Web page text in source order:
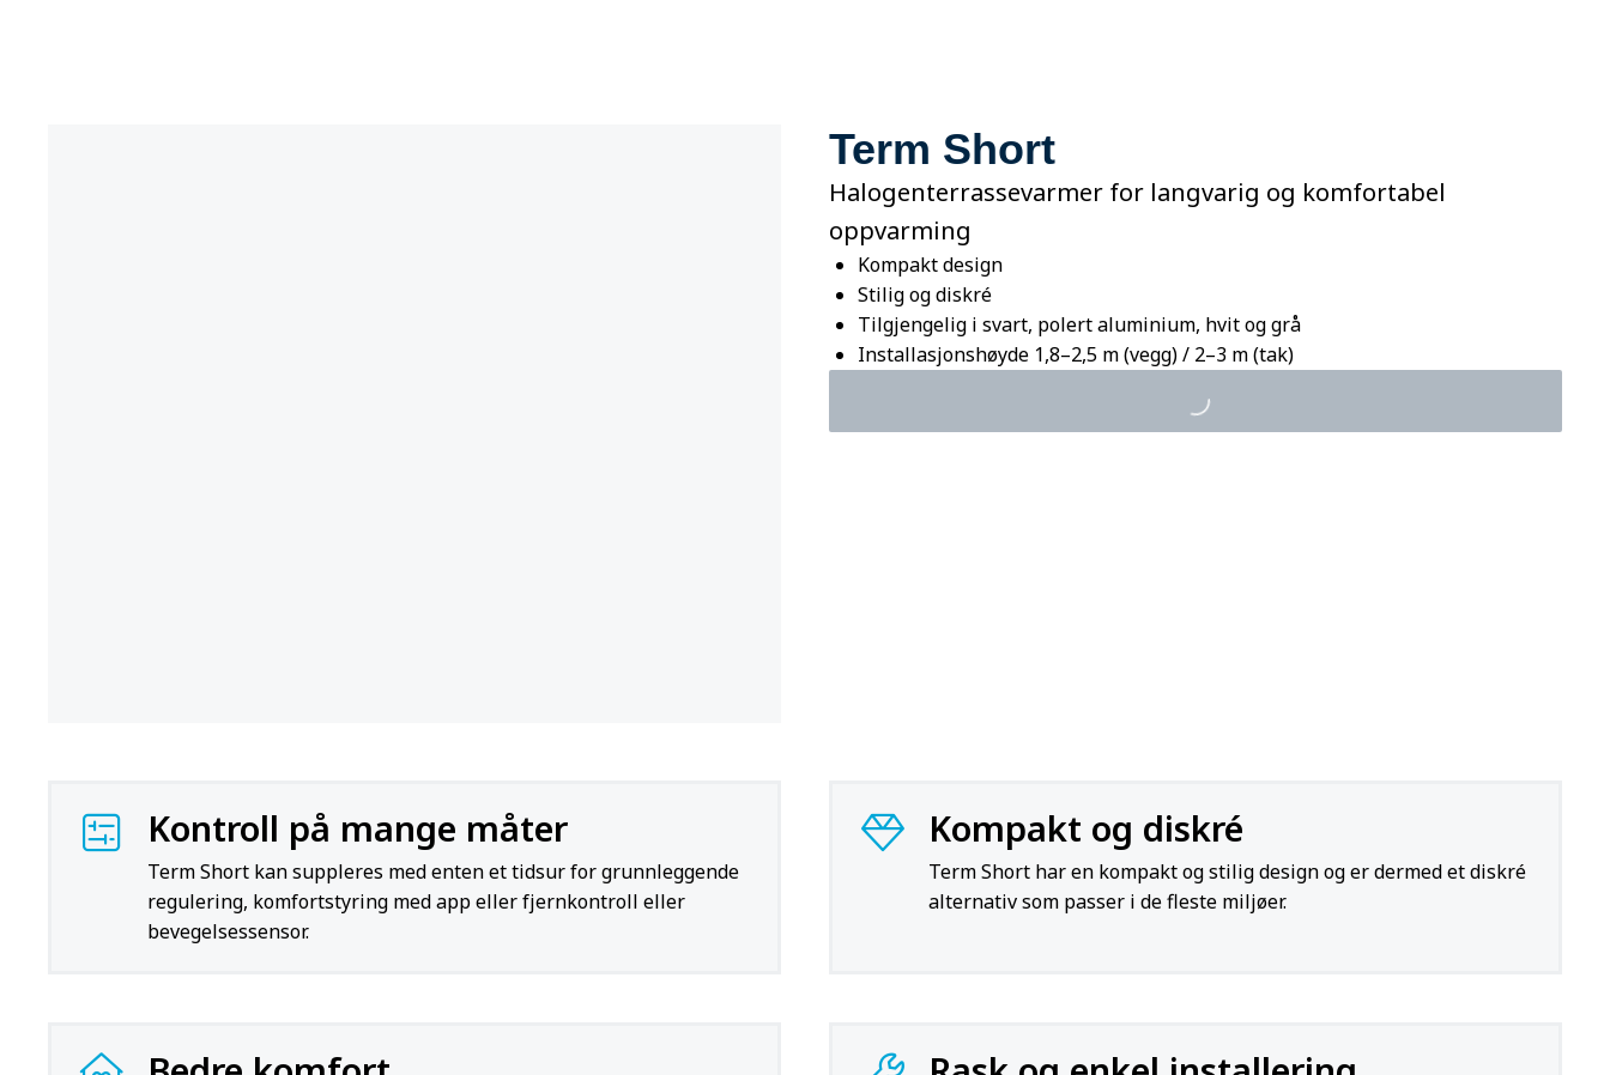
Term Short
Halogenterrassevarmer for langvarig og komfortabel
oppvarming
Kompakt design
Stilig og diskré
Tilgjengelig i svart, polert aluminium, hvit og grå
Installasjonshøyde 1,8–2,5 m (vegg) / 2–3 m (tak)
Kontroll på mange måter
Term Short kan suppleres med enten et tidsur for grunnleggende
regulering, komfortstyring med app eller fjernkontroll eller
bevegelsessensor.
Kompakt og diskré
Term Short har en kompakt og stilig design og er dermed et diskré
alternativ som passer i de fleste miljøer.